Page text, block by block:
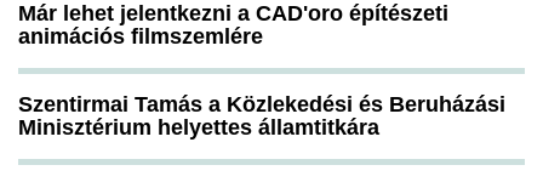
Már lehet jelentkezni a CAD'oro építészeti
animációs filmszemlére
Szentirmai Tamás a Közlekedési és Beruházási
Minisztérium helyettes államtitkára